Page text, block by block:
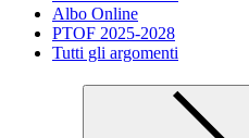
Albo Online
PTOF 2025-2028
Tutti gli argomenti